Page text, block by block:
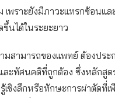
พราะยังมีภาวะแทรกซ้อนแล
ขึ้นได้ในระยะยาว
มสามารถของแพทย์ ต้องประ
ะทัศนคติที่ถูกต้อง ซึ่งหลักสูต
เชิงลึกหรือทักษะการผ่าตัดที่เ